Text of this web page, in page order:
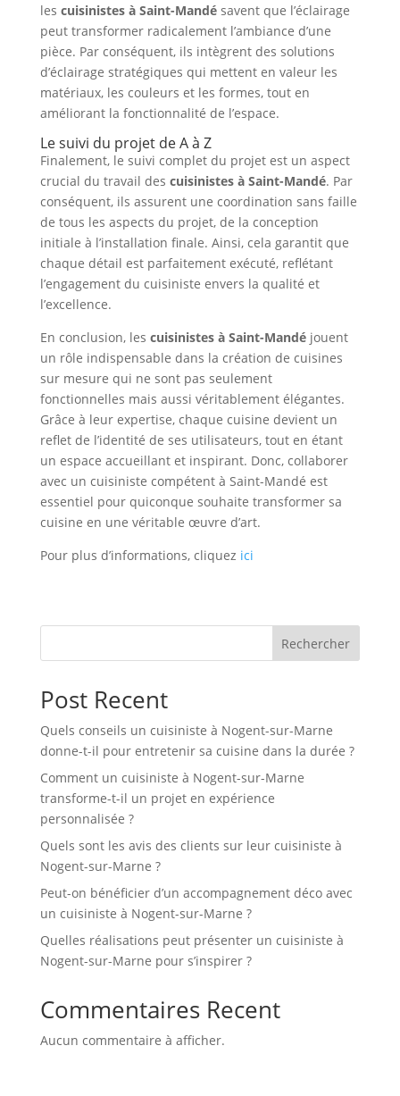
les cuisinistes à Saint-Mandésavent que l’éclairage
peut transformer radicalement l’ambiance d’une
pièce. Par conséquent, ils intègrent des solutions
d’éclairage stratégiques qui mettent en valeur les
matériaux, les couleurs et les formes, tout en
améliorant la fonctionnalité de l’espace.
Le suivi du projet de A à Z
Finalement, le suivi complet du projet est un aspect
crucial du travail des cuisinistes à Saint-Mandé. Par
conséquent, ils assurent une coordination sans faille
de tous les aspects du projet, de la conception
initiale à l’installation finale. Ainsi, cela garantit que
chaque détail est parfaitement exécuté, reflétant
l’engagement du cuisiniste envers la qualité et
l’excellence.
En conclusion, les cuisinistes à Saint-Mandéjouent
un rôle indispensable dans la création de cuisines
sur mesure qui ne sont pas seulement
fonctionnelles mais aussi véritablement élégantes.
Grâce à leur expertise, chaque cuisine devient un
reflet de l’identité de ses utilisateurs, tout en étant
un espace accueillant et inspirant. Donc, collaborer
avec un cuisiniste compétent à Saint-Mandé est
essentiel pour quiconque souhaite transformer sa
cuisine en une véritable œuvre d’art.
Pour plus d’informations, cliquez ici
Rechercher
Post Recent
Quels conseils un cuisiniste à Nogent-sur-Marne
donne-t-il pour entretenir sa cuisine dans la durée ?
Comment un cuisiniste à Nogent-sur-Marne
transforme-t-il un projet en expérience
personnalisée ?
Quels sont les avis des clients sur leur cuisiniste à
Nogent-sur-Marne ?
Peut-on bénéficier d’un accompagnement déco avec
un cuisiniste à Nogent-sur-Marne ?
Quelles réalisations peut présenter un cuisiniste à
Nogent-sur-Marne pour s’inspirer ?
Commentaires Recent
Aucun commentaire à afficher.